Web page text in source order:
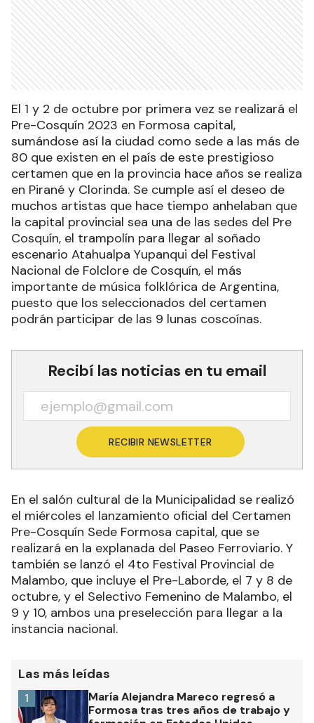
El 1 y 2 de octubre por primera vez se realizará el
Pre-Cosquín 2023 en Formosa capital,
sumándose así la ciudad como sede a las más de
80 que existen en el país de este prestigioso
certamen que en la provincia hace años se realiza
en Pirané y Clorinda. Se cumple así el deseo de
muchos artistas que hace tiempo anhelaban que
la capital provincial sea una de las sedes del Pre
Cosquín, el trampolín para llegar al soñado
escenario Atahualpa Yupanqui del Festival
Nacional de Folclore de Cosquín, el más
importante de música folklórica de Argentina,
puesto que los seleccionados del certamen
podrán participar de las 9 lunas coscoínas.
Recibí las noticias en tu email
RECIBIR NEWSLETTER
En el salón cultural de la Municipalidad se realizó
el miércoles el lanzamiento oficial del Certamen
Pre-Cosquín Sede Formosa capital, que se
realizará en la explanada del Paseo Ferroviario. Y
también se lanzó el 4to Festival Provincial de
Malambo, que incluye el Pre-Laborde, el 7 y 8 de
octubre, y el Selectivo Femenino de Malambo, el
9 y 10, ambos una preselección para llegar a la
instancia nacional.
Las más leídas
María Alejandra Mareco regresó a
Formosa tras tres años de trabajo y
1